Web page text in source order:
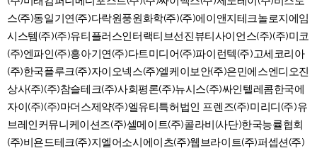
스(주)동일기연(주)다락원풍원화학(주)(주)에이앤지테크놀로지에임
시스템(주)(주)유티플러스인터랙티브선진뷰티사이언스(주)(주)미코
(주)엔파인(주)흥아기연(주)다트미디어(주)파이런텍(주)고세코리아
(주)한국플루크(주)자이오넥스(주)엘케이보안(주)은민에스엔디오진
상사(주)(주)참슬테크(주)사회평론(주)뉴시스(주)싸인텔레콤한국에
자이(주)(주)마더스제약(주)엘유티특허법인 프렌즈(주)미리디(주)유
브레인커뮤니케이션즈(주)셀메이트(주)콜라비(사단)한국능률협회
(주)비욘드테크(주)지엘어소시에이츠(주)웹브라이트(주)퍼셉션(주)